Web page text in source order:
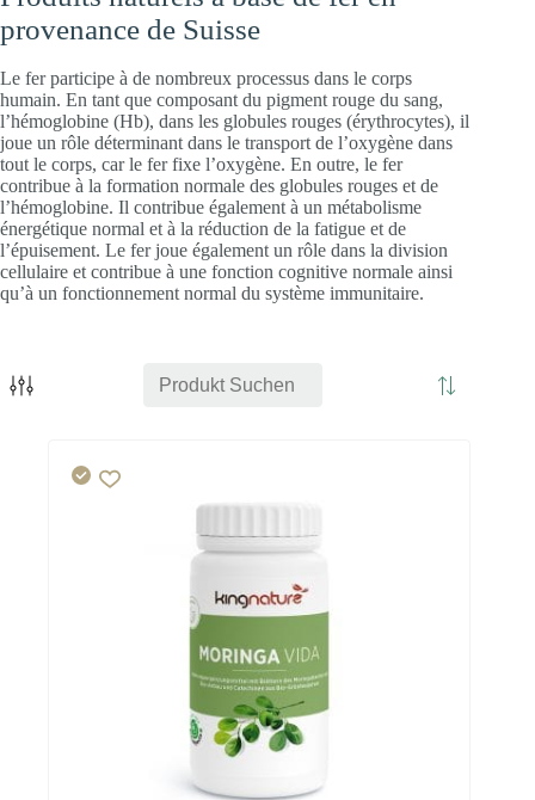
provenance de Suisse
Le fer participe à de nombreux processus dans le corps
humain. En tant que composant du pigment rouge du sang,
l’hémoglobine (Hb), dans les globules rouges (érythrocytes), il
joue un rôle déterminant dans le transport de l’oxygène dans
tout le corps, car le fer fixe l’oxygène. En outre, le fer
contribue à la formation normale des globules rouges et de
l’hémoglobine. Il contribue également à un métabolisme
énergétique normal et à la réduction de la fatigue et de
l’épuisement. Le fer joue également un rôle dans la division
cellulaire et contribue à une fonction cognitive normale ainsi
qu’à un fonctionnement normal du système immunitaire.